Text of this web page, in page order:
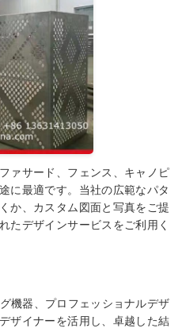
ァサード、フェンス、キャノピ
に最適です。当社の広範なパタ
か、カスタム図面と写真をご提
たデザインサービスをご利用く
機器、プロフェッショナルデザ
ザイナーを活用し、卓越した結